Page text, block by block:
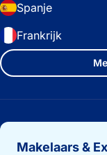
Spanje
Frankrijk
Belangrijke links
Makelaars &